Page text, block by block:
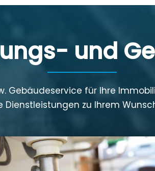
und
Gebäudeservice für Ihre
zu Ihrem